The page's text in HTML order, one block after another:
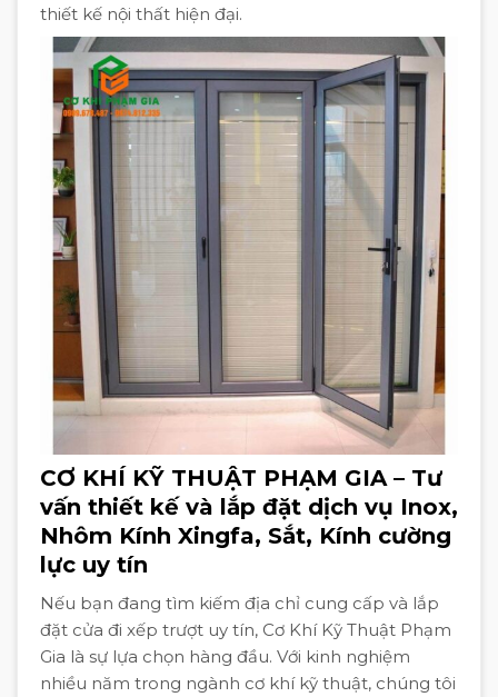
thiết kế nội thất hiện đại.
CƠ KHÍ KỸ THUẬT PHẠM GIA – Tư
vấn thiết kế và lắp đặt dịch vụ Inox,
Nhôm Kính Xingfa, Sắt, Kính cường
lực uy tín
Nếu bạn đang tìm kiếm địa chỉ cung cấp và lắp
đặt cửa đi xếp trượt uy tín, Cơ Khí Kỹ Thuật Phạm
Gia là sự lựa chọn hàng đầu. Với kinh nghiệm
nhiều năm trong ngành cơ khí kỹ thuật, chúng tôi